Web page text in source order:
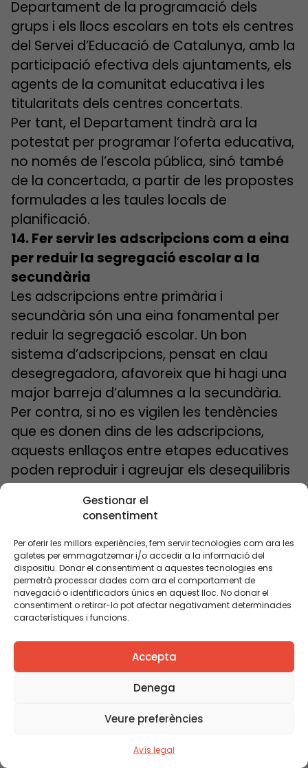
Gestionar el
consentiment
Per oferir les millors experiències, fem servir tecnologies com ara les
galetes per emmagatzemar i/o accedir a la informació del
dispositiu. Donar el consentiment a aquestes tecnologies ens
permetrà processar dades com ara el comportament de
navegació o identificadors únics en aquest lloc. No donar el
consentiment o retirar-lo pot afectar negativament determinades
característiques i funcions.
Accepta
Denega
Veure preferències
Avís legal
Departament de la programació dels
grups i els llocs escolars en tots els centres
del Servei d’Educació de Catalunya, amb la
participació efectiva dels ajuntaments, els
agents de la comunitat educativa i les
titularitats dels centres concertats.
Per tant, el Departament tindrà ara la
potestat per programar l’oferta educativa,
no només de l’escola pública, sinó també
de la concertada, a partir de les propostes
formulades a les taules locals de
planificació.
14. Fer servir les adscripcions com a eina
per reduir la segregació escolar a la
secundària
Les adscripcions entre primària i
secundària són una eina fonamental per
reduir la segregació escolar. Un bon
sistema d’adscripcions, pensat en clau
desegregadora, afavoreix que hi hagi una
major barreja d’alumnes a la secundària.
Per contra, si no es vigilen les tendències
que es donen dins de les adscripcions,
aquests enllaços entre etapes educatives
poden reproduir i agreujar els desequilibris
revisar les adscripcions entre centres per
tal d’adaptar-les en clau desegregadora.
Per tant, s’haurà de revisar el seu impacte
en l’escolarització equilibrada i detectar
possibles desequilibris en l’escolarització
de l’alumnat.
Així mateix, s’haurà de proposar un model
d’adscripcions que afavoreixi la lluita
Protecció dels centres vulnerables per
15. Tancament de la ràtio als centres